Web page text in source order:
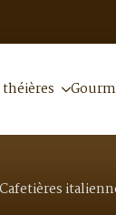
Cafetières